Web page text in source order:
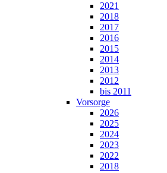
2021
2018
2017
2016
2015
2014
2013
2012
bis 2011
Vorsorge
2026
2025
2024
2023
2022
2018